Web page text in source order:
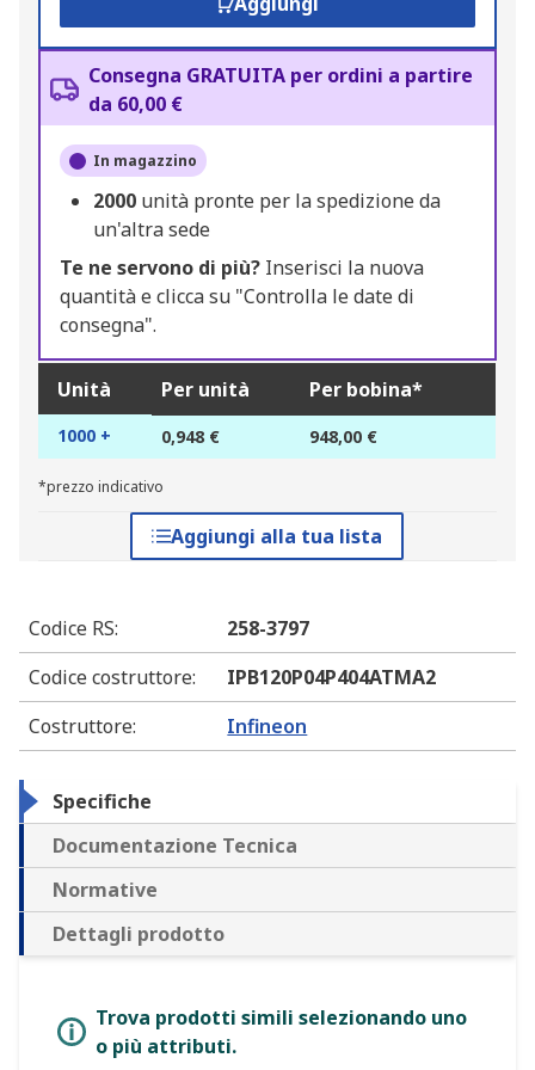
Consegna GRATUITA per ordini a partire
da 60,00 €
In magazzino
2000 unità pronte per la spedizione da
un'altra sede
Te ne servono di più? Inserisci la nuova
quantità e clicca su "Controlla le date di
consegna".
Unità Per unità Per bobina*
1000 + 0,948 € 948,00 €
*prezzo indicativo
Aggiungi alla tua lista
Codice RS:
258-3797
Codice costruttore:
IPB120P04P404ATMA2
Costruttore: Infineon
Specifiche
Documentazione Tecnica
Normative
Dettagli prodotto
Trova prodotti simili selezionando uno
o più attributi.